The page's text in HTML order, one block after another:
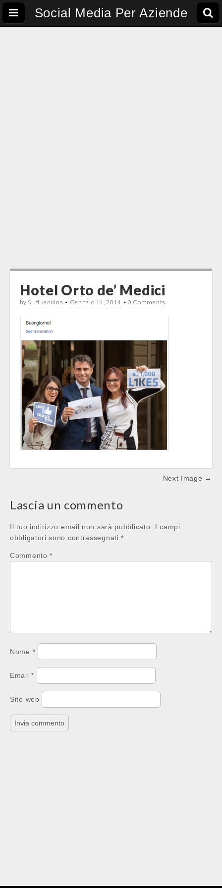
Social Media Per Aziende
Hotel Orto de’ Medici
by Suzi Jenkins • Gennaio 14, 2014 • 0 Comments
Next Image →
Lascia un commento
Il tuo indirizzo email non sarà pubblicato.
I campi
obbligatori sono contrassegnati*
Commento*
Nome *
Email*
Sito web